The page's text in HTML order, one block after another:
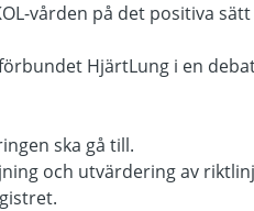
vården på det positiva sätt
HjärtLung i en
ska gå till.
och utvärdering av